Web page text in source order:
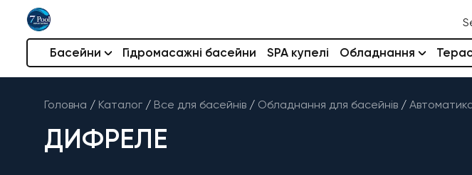
Басейни Гідромасажні басейни SPA купелі Обладнання
Головна / Каталог / Все для басейнів / Обладнання для басейнів /
ДИФРЕЛЕ